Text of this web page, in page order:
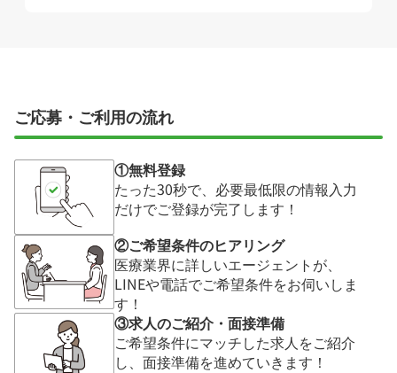
ご応募・ご利用の流れ
①無料登録
たった30秒で、必要最低限の情報入力
だけでご登録が完了します！
②ご希望条件のヒアリング
医療業界に詳しいエージェントが、
LINEや電話でご希望条件をお伺いしま
す！
③求人のご紹介・面接準備
ご希望条件にマッチした求人をご紹介
し、面接準備を進めていきます！